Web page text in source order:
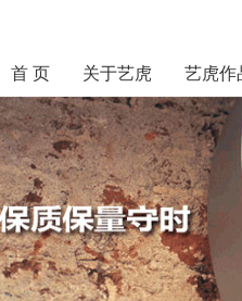
首 页 关于艺虎 艺虎作